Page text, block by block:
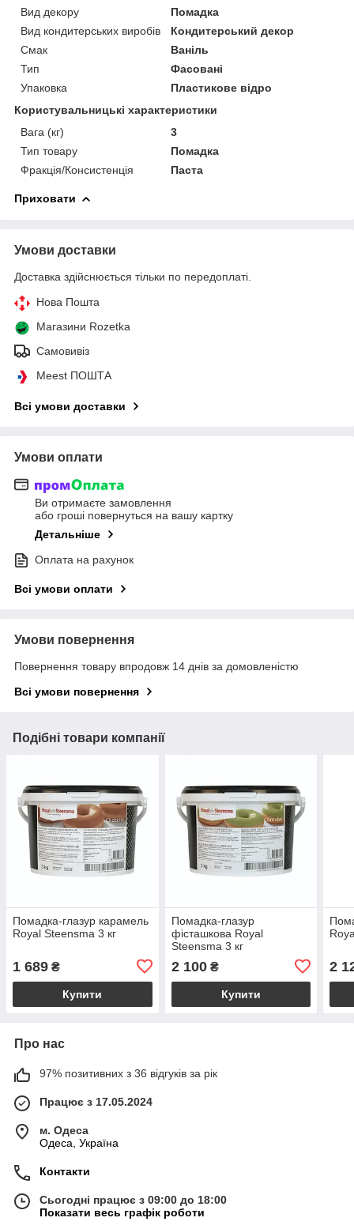
Вид декору
Помадка
Вид кондитерських виробів
Кондитерський декор
Смак
Ваніль
Тип
Фасовані
Упаковка
Пластикове відро
Користувальницькі характеристики
Вага (кг)
3
Тип товару
Помадка
Фракція/Консистенція
Паста
Приховати
Умови доставки
Доставка здійснюється тільки по передоплаті.
Нова Пошта
Магазини Rozetka
Самовивіз
Meest ПОШТА
Всі умови доставки
Умови оплати
Ви отримаєте замовлення
або гроші повернуться на вашу картку
Детальніше
Оплата на рахунок
Всі умови оплати
Умови повернення
Повернення товару впродовж 14 днів за домовленістю
Всі умови повернення
Подібні товари компанії
Помадка-глазур карамель
Royal Steensma 3 кг
1 689 ₴
Купити
Помадка-глазур
фісташкова Royal
Steensma 3 кг
2 100₴
Купити
2
Про нас
97% позитивних з 36 відгуків за рік
Працює з 17.05.2024
м. Одеса
Одеса, Україна
Контакти
Сьогодні працює з 09:00 до 18:00
Показати весь графік роботи